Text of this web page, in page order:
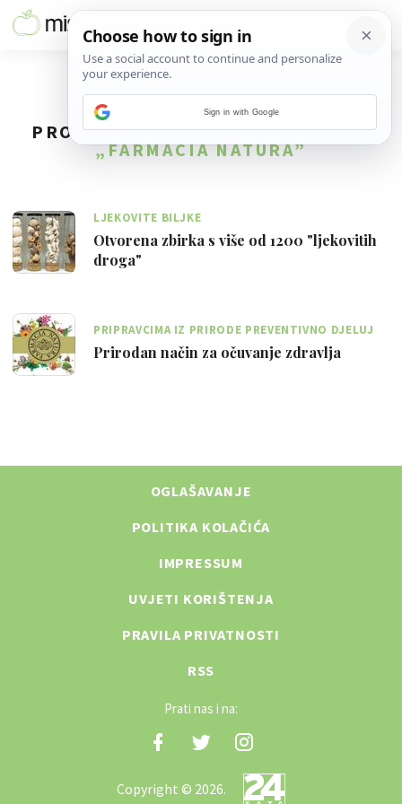
PRONAĐENO2REZULTATA ZA TAG
„FARMACIA NATURA”
LJEKOVITE BILJKE
Otvorena zbirka s više od 1200 "ljekovitih
droga"
PRIPRAVCIMA IZ PRIRODE PREVENTIVNO DJELUJ
NA SVOJE TIJELO I IMUNITET
Prirodan način za očuvanje zdravlja
OGLAŠAVANJE
POLITIKA KOLAČIĆA
IMPRESSUM
UVJETI KORIŠTENJA
PRAVILA PRIVATNOSTI
RSS
Prati nas i na:
Copyright © 2026.
Sign in with Google